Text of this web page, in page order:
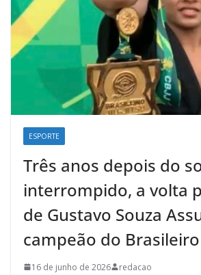
ESPORTE
Três anos depois do
interrompido, a volta
de Gustavo Souza
campeão do
16 de junho de 2026 redacao